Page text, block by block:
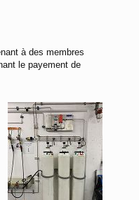
à des membres
le payement de